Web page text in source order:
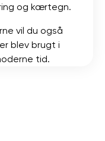
og kærtegn.
vil du også
blev brugt i
tid.